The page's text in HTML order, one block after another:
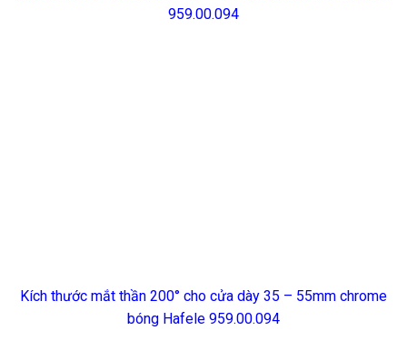
959.00.094
Kích thước mắt thần 200° cho cửa dày 35 – 55mm chrome
bóng Hafele 959.00.094